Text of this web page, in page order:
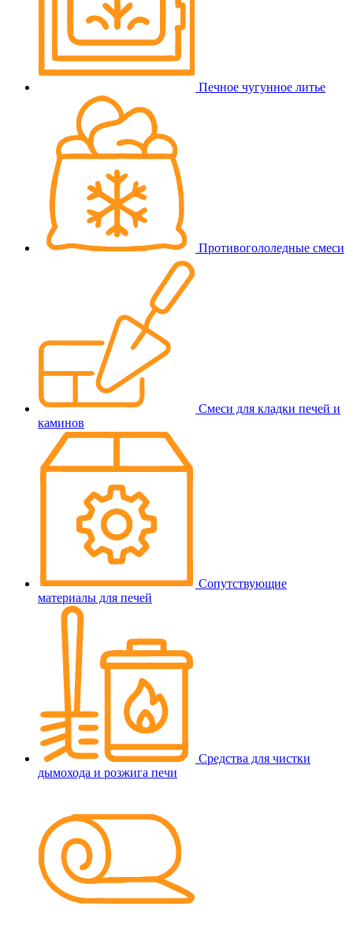
Печное чугунное литье
Противогололедные смеси
Смеси для кладки печей и
каминов
Сопутствующие
материалы для печей
Средства для чистки
дымохода и розжига печи